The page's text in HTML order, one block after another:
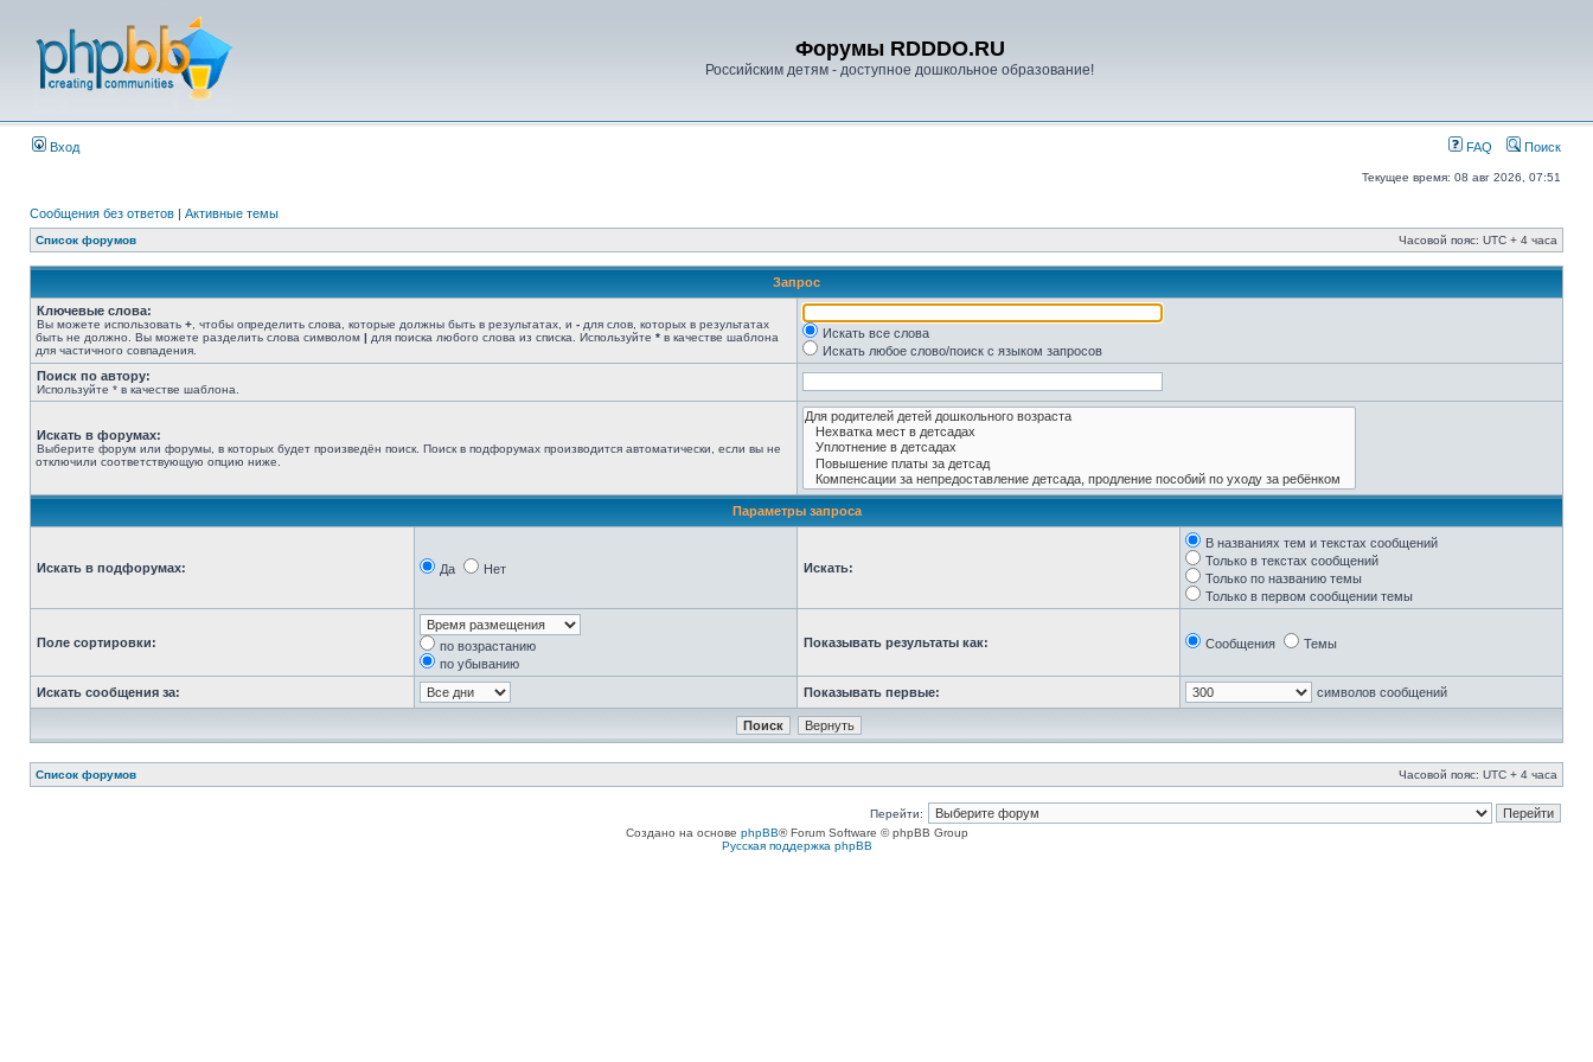
Форумы RDDDO.RU
Российским детям - доступное дошкольное образование!
Вход FAQ Поиск
Текущее время: 08 авг 2026, 07:51
Сообщения без ответов | Активные темы
Список форумов Часовой пояс: UTC + 4 часа
Запрос
Ключевые слова:
Вы можете использовать + , чтобы определить слова, которые должны быть в результатах, и - для слов, которых в результатах
быть не должно. Вы можете разделить слова символом | для поиска любого слова из списка. Используйте * в качестве шаблона
для частичного совпадения.
Искать все слова
Искать любое слово/поиск с языком запросов
Поиск по автору:
Используйте * в качестве шаблона.
Искать в форумах:
Выберите форум или форумы, в которых будет произведён поиск. Поиск в подфорумах производится автоматически, если вы не
отключили соответствующую опцию ниже.
Параметры запроса
Искать в подфорумах: Да Нет Искать:
В названиях тем и текстах сообщений
Только в текстах сообщений
Только по названию темы
Только в первом сообщении темы
Поле сортировки:
по возрастанию
по убыванию
Показывать результаты как: Сообщения Темы
Искать сообщения за: Показывать первые: символов сообщений
Список форумов Часовой пояс: UTC + 4 часа
Перейти:
Создано на основе phpBB® Forum Software © phpBB Group
Русская поддержка phpBB